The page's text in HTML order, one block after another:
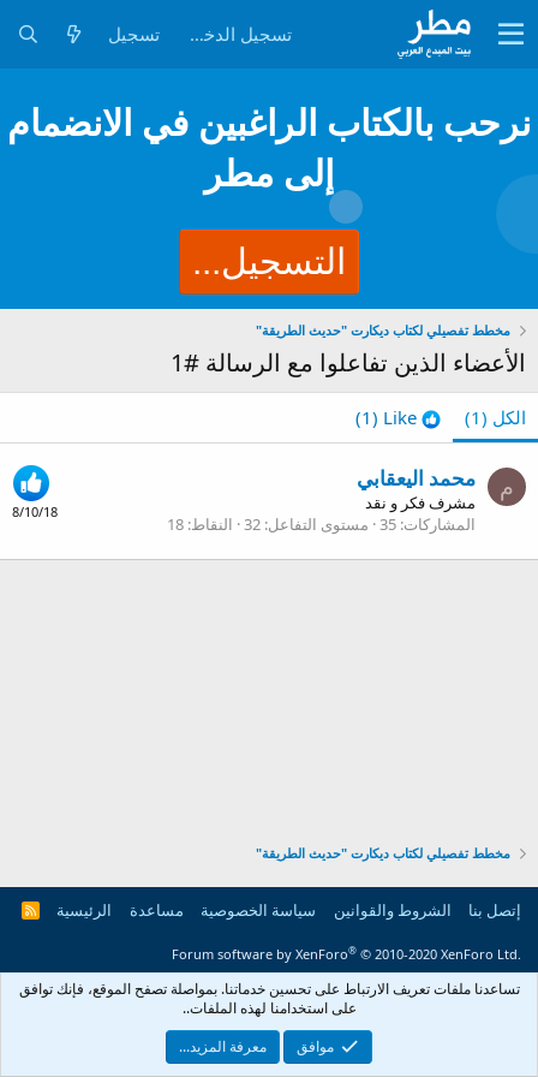
تسجيل الدخول تسجيل
نرحب بالكتاب الراغبين في الانضمام
إلى مطر
التسجيل...
مخطط تفصيلي لكتاب ديكارت "حديث الطريقة"
الأعضاء الذين تفاعلوا مع الرسالة #1
الكل (1)
Like
(1)
م
8/10/18
محمد اليعقابي
مشرف فكر و نقد
المشاركات 35 مستوى التفاعل 32 النقاط 18
مخطط تفصيلي لكتاب ديكارت "حديث الطريقة"
إتصل بنا الشروط والقوانين سياسة الخصوصية مساعدة الرئيسية
R
Forum software by XenForo® © 2010-2020 XenForo Ltd.
تساعدنا ملفات تعريف الارتباط على تحسين خدماتنا. بمواصلة تصفح الموقع، فإنك توافق
على ‏استخدامنا لهذه الملفات..
موافق
معرفة المزيد...